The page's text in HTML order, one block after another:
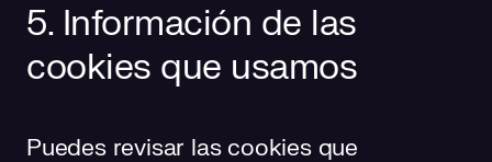
5. Información de las
cookies que usamos
Puedes revisar las cookies que